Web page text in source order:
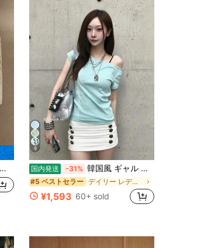
9
国内発送 -31% 韓国風 ギャル 純欲 夏 ミントグリーン カットワーク レースパッチワーク オフショルダー 半袖Tシャツ トップス レディース カジュアル ストリート デザイン性 人気 2026新作
#5 ベストセラー デイリー レディーストップス
¥1,593 60+ sold